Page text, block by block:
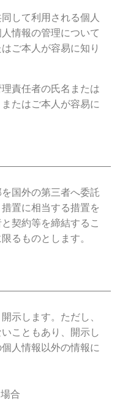
して利用される個人
情報の管理について
ご本人が容易に知り
責任者の氏名または
たはご本人が容易に
国外の第三者へ委託
置に相当する措置を
契約等を締結するこ
るものとします。
示します。ただし、
こともあり、開示し
人情報以外の情報に
合